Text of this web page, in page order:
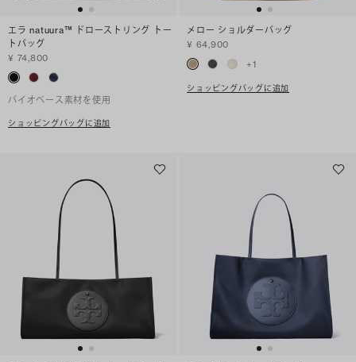
エラ natuura™ ドローストリング トー
トバッグ
¥ 74,800
バイオベース素材を使用
ショッピングバッグに追加
メロー ショルダーバッグ
¥ 64,900
+1
ショッピングバッグに追加